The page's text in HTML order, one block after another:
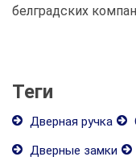
белградских
Теги
Дверная ручка
Дверные замки